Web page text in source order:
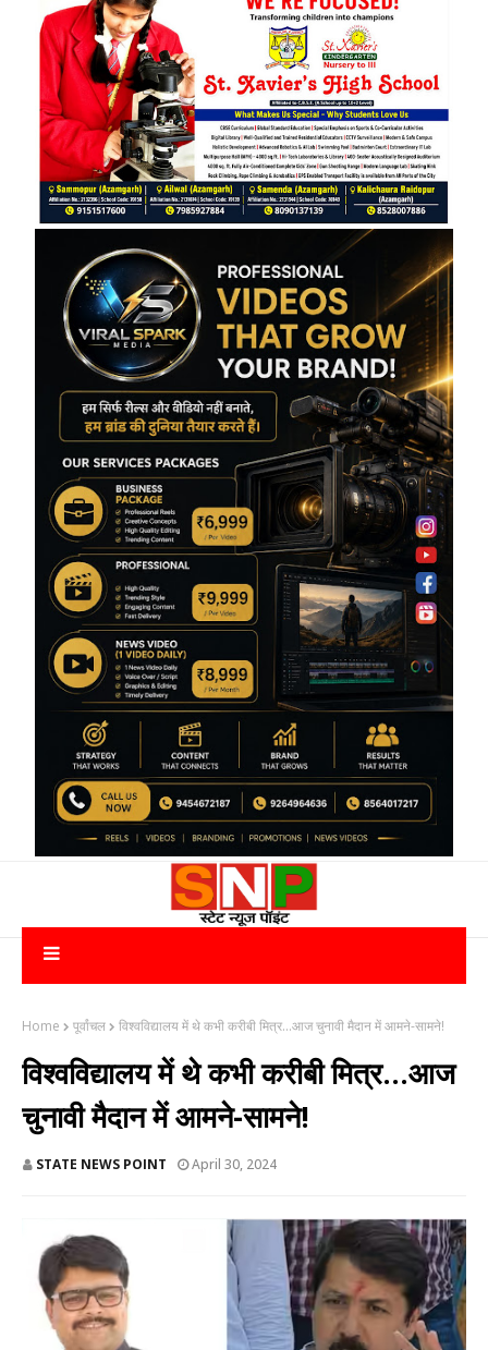
Home पूर्वांचल विश्वविद्यालय में थे कभी करीबी मित्र...आज चुनावी मैदान में आमने-सामने!
विश्वविद्यालय में थे कभी करीबी मित्र...आज
चुनावी मैदान में आमने-सामने!
STATE NEWS POINT April 30, 2024